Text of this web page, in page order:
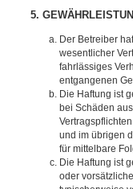
5.
Der Betreiber
wesentlicher
fahrlässiges
entgangenen
Die Haftung ist
bei Schäden
und im übrigen
für mittelbare
Die Haftung ist
oder